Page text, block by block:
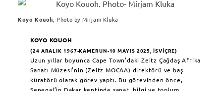
Koyo Kouoh , Photo by Mirjam Kluka
KOYO KOUOH
(24 ARALIK 1967-KAMERUN-10 MAYIS 2025, İSVIÇRE)
Uzun yıllar boyunca Cape Town’daki Zeitz Çağdaş Afrika
Sanatı Müzesi’nin (Zeitz MOCAA) direktörü ve baş
küratörü olarak görev yaptı. Bu görevinden önce,